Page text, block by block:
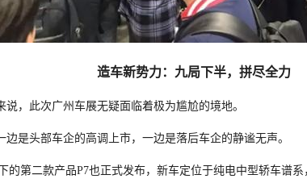
造车新势力：九局下半，拼尽全力
，此次广州车展无疑面临着极为尴尬的境地。
是头部车企的高调上市，一边是落后车企的静谧无声。
第二款产品P7也正式发布，新车定位于纯电中型轿车谱